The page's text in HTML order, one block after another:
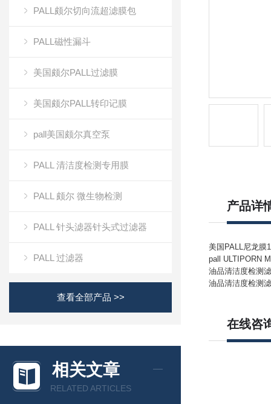
PALL颇尔切向流超滤膜包
PALL磁性漏斗
美国颇尔PALL过滤膜
美国颇尔PALL转印记膜
pall美国颇尔真空泵
PALL 清洁度检测专用膜
PALL 颇尔 微生物检测
PALL 针头滤器针头式过滤器
PALL 过滤器
查看全部产品 >>
相关文章
RELATED ARTICLES
产品详
美国PALL尼龙膜
pall ULTIPORN
油品清洁度检测
油品清洁度检测
在线咨